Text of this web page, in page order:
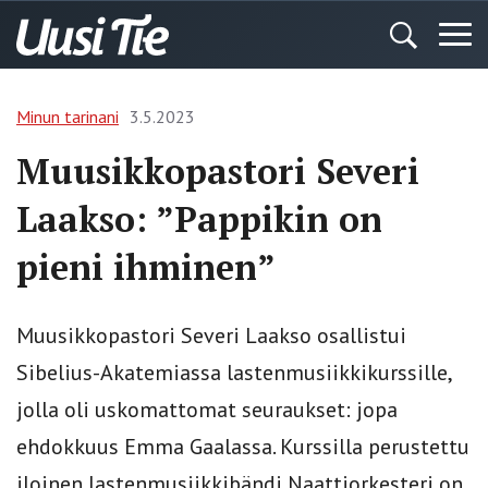
Minun tarinani 3.5.2023
Muusikkopastori Severi
Laakso: ”Pappikin on
pieni ihminen”
Muusikkopastori Severi Laakso osallistui
Sibelius-Akatemiassa lastenmusiikkikurssille,
jolla oli uskomattomat seuraukset: jopa
ehdokkuus Emma Gaalassa. Kurssilla perustettu